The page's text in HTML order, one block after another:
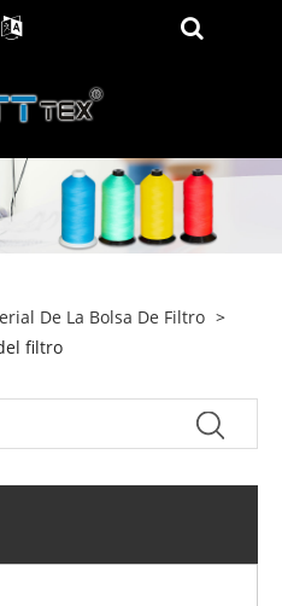
De La Bolsa De Filtro >
filtro